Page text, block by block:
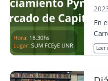
En
Leer